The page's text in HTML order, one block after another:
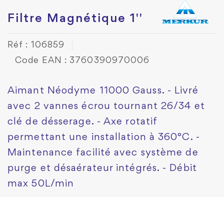
Filtre Magnétique 1''
Réf : 106859
Code EAN : 3760390970006
Aimant Néodyme 11000 Gauss. - Livré
avec 2 vannes écrou tournant 26/34 et
clé de désserage. - Axe rotatif
permettant une installation à 360°C. -
Maintenance facilité avec système de
purge et désaérateur intégrés. - Débit
max 50L/min